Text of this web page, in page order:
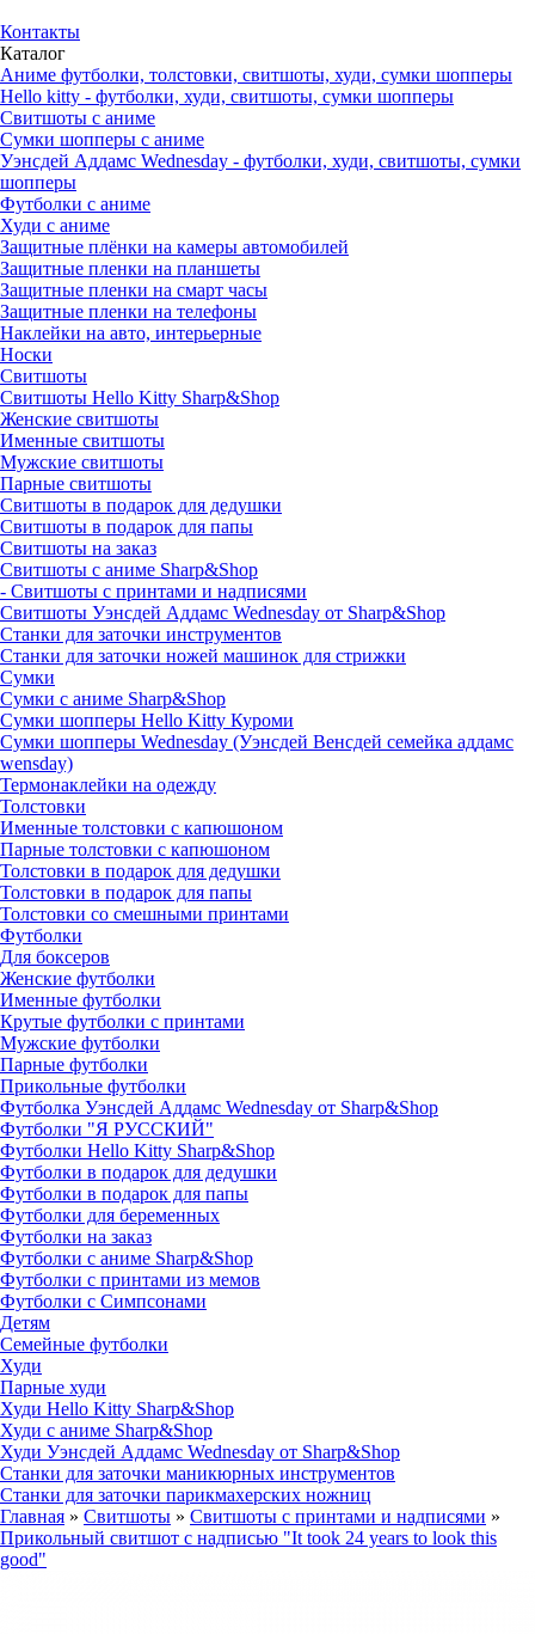
Контакты
Каталог
Аниме футболки, толстовки, свитшоты, худи, сумки шопперы
Hello kitty - футболки, худи, свитшоты, сумки шопперы
Свитшоты с аниме
Сумки шопперы с аниме
Уэнсдей Аддамс Wednesday - футболки, худи, свитшоты, сумки
шопперы
Футболки с аниме
Худи с аниме
Защитные плёнки на камеры автомобилей
Защитные пленки на планшеты
Защитные пленки на смарт часы
Защитные пленки на телефоны
Наклейки на авто, интерьерные
Носки
Свитшоты
Cвитшоты Hello Kitty Sharp&Shop
Женские свитшоты
Именные свитшоты
Мужские свитшоты
Парные свитшоты
Свитшоты в подарок для дедушки
Свитшоты в подарок для папы
Свитшоты на заказ
Свитшоты с аниме Sharp&Shop
- Свитшоты с принтами и надписями
Свитшоты Уэнсдей Аддамс Wednesday от Sharp&Shop
Станки для заточки инструментов
Станки для заточки ножей машинок для стрижки
Сумки
Сумки с аниме Sharp&Shop
Сумки шопперы Hello Kitty Куроми
Сумки шопперы Wednesday (Уэнсдей Венсдей семейка аддамс
wensday)
Термонаклейки на одежду
Толстовки
Именные толстовки с капюшоном
Парные толстовки с капюшоном
Толстовки в подарок для дедушки
Толстовки в подарок для папы
Толстовки со смешными принтами
Футболки
Для боксеров
Женские футболки
Именные футболки
Крутые футболки с принтами
Мужские футболки
Парные футболки
Прикольные футболки
Футболка Уэнсдей Аддамс Wednesday от Sharp&Shop
Футболки "Я РУССКИЙ"
Футболки Hello Kitty Sharp&Shop
Футболки в подарок для дедушки
Футболки в подарок для папы
Футболки для беременных
Футболки на заказ
Футболки с аниме Sharp&Shop
Футболки с принтами из мемов
Футболки с Симпсонами
Детям
Семейные футболки
Худи
Парные худи
Худи Hello Kitty Sharp&Shop
Худи с аниме Sharp&Shop
Худи Уэнсдей Аддамс Wednesday от Sharp&Shop
Станки для заточки маникюрных инструментов
Станки для заточки парикмахерских ножниц
Главная » Свитшоты » Свитшоты с принтами и надписями »
Прикольный свитшот с надписью "It took 24 years to look this
good"